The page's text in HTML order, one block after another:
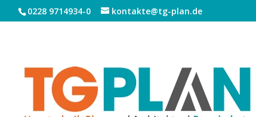
0228 9714934-0 kontakte@tg-plan.de